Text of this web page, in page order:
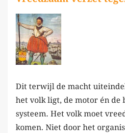
Dit terwijl de macht
het volk ligt, de motor én de
systeem. Het volk moet
komen. Niet door het